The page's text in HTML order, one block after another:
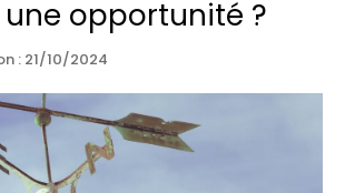
opportunité ?
: 21/10/2024